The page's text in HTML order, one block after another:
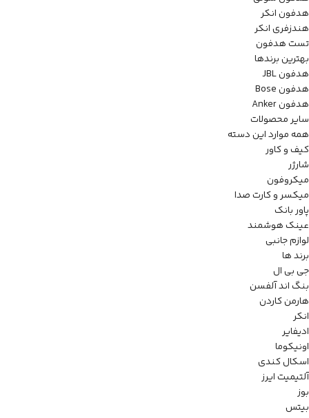
هدفون انکر
هندزفری انکر
تست هدفون
بهترین برندها
هدفون JBL
هدفون Bose
هدفون Anker
سایر محصولات
همه موارد این دسته
کیف و کاور
شارژر
میکروفون
میکسر و کارت صدا
پاور بانک
عینک هوشمند
لوازم جانبی
برند ها
جی بی ال
بنگ اند آلفسن
هارمن کاردن
انکر
ادیفایر
اونیکوما
اسکال کندی
آلتیمیت ایرز
بوز
بیتس